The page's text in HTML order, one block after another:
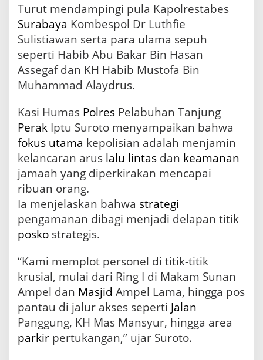
Turut mendampingi pula Kapolrestabes
Surabaya Kombespol Dr Luthfie
Sulistiawan serta para ulama sepuh
seperti Habib Abu Bakar Bin Hasan
Assegaf dan KH Habib Mustofa Bin
Muhammad Alaydrus.
Kasi Humas Polres Pelabuhan Tanjung
Perak Iptu Suroto menyampaikan bahwa
fokus utama kepolisian adalah menjamin
kelancaran arus lalu lintas dan keamanan
jamaah yang diperkirakan mencapai
ribuan orang.
Ia menjelaskan bahwa strategi
pengamanan dibagi menjadi delapan titik
posko strategis.
“Kami memplot personel di titik-titik
krusial, mulai dari Ring I di Makam Sunan
Ampel dan Masjid Ampel Lama, hingga pos
pantau di jalur akses seperti Jalan
Panggung, KH Mas Mansyur, hingga area
parkir pertukangan,” ujar Suroto.